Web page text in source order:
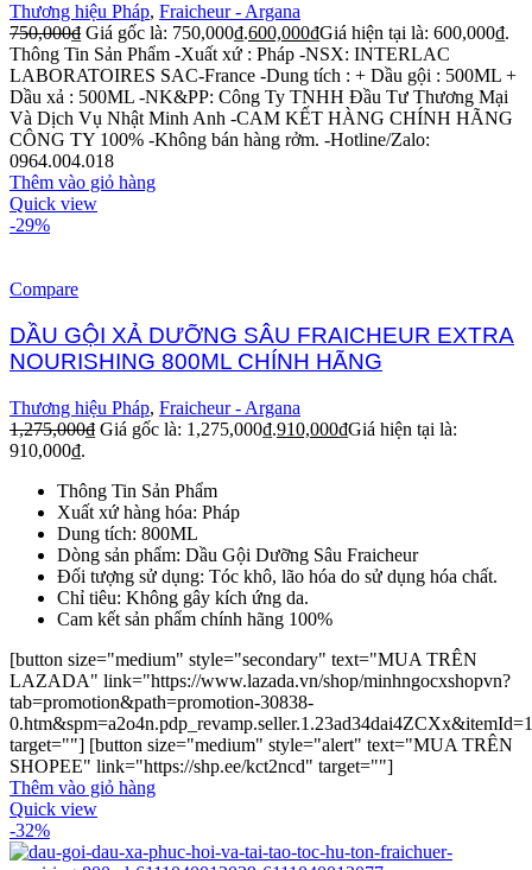
Thương hiệu Pháp, Fraicheur - Argana
750,000₫ Giá gốc là: 750,000₫.600,000₫Giá hiện tại là: 600,000₫.
Thông Tin Sản Phẩm -Xuất xứ : Pháp -NSX: INTERLAC
LABORATOIRES SAC-France -Dung tích : + Dầu gội : 500ML +
Dầu xả : 500ML -NK&PP: Công Ty TNHH Đầu Tư Thương Mại
Và Dịch Vụ Nhật Minh Anh -CAM KẾT HÀNG CHÍNH HÃNG
CÔNG TY 100% -Không bán hàng rởm. -Hotline/Zalo:
0964.004.018
Thêm vào giỏ hàng
Quick view
-29%
Compare
DẦU GỘI XẢ DƯỠNG SÂU FRAICHEUR EXTRA
NOURISHING 800ML CHÍNH HÃNG
Thương hiệu Pháp, Fraicheur - Argana
1,275,000₫ Giá gốc là: 1,275,000₫.910,000₫Giá hiện tại là:
910,000₫.
Thông Tin Sản Phẩm
Xuất xứ hàng hóa: Pháp
Dung tích: 800ML
Dòng sản phẩm: Dầu Gội Dưỡng Sâu Fraicheur
Đối tượng sử dụng: Tóc khô, lão hóa do sử dụng hóa chất.
Chỉ tiêu: Không gây kích ứng da.
Cam kết sản phẩm chính hãng 100%
[button size="medium" style="secondary" text="MUA TRÊN
LAZADA" link="https://www.lazada.vn/shop/minhngocxshopvn?
tab=promotion&path=promotion-30838-
target=""] [button size="medium" style="alert" text="MUA TRÊN
SHOPEE" link="https://shp.ee/kct2ncd" target=""]
Thêm vào giỏ hàng
Quick view
-32%